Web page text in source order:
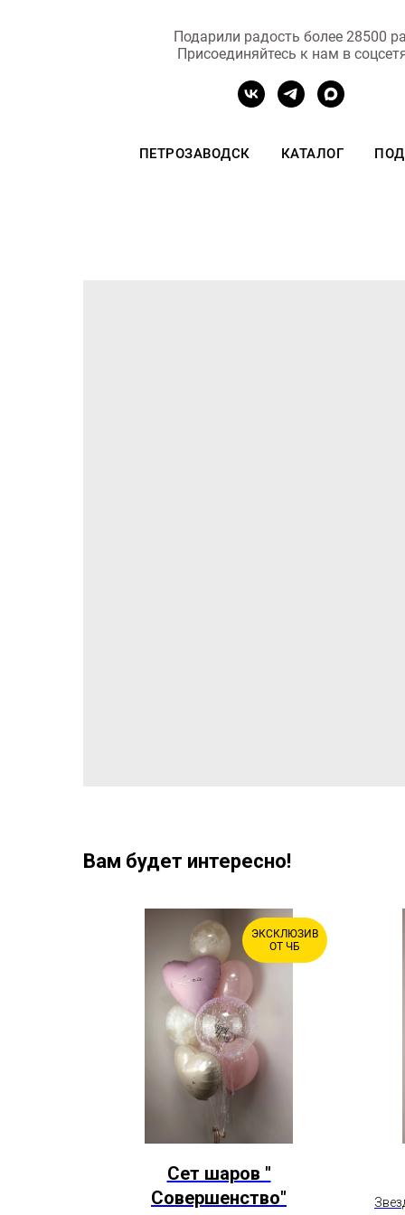
Подарили радость более 28500
Присоединяйтесь к нам в
ПЕТРОЗАВОДСК КАТАЛОГ
Вам будет интересно!
ЭКСКЛЮЗИВ
ОТ ЧБ
Сет шаров "
Совершенство"